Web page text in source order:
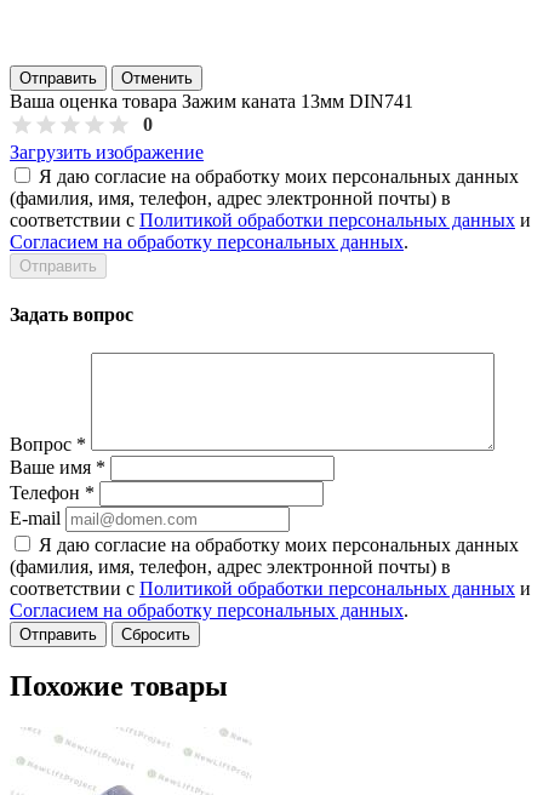
Отправить Отменить
Ваша оценка товара Зажим каната 13мм DIN741
0
Загрузить изображение
Я даю согласие на обработку моих персональных данных
(фамилия, имя, телефон, адрес электронной почты) в
соответствии с Политикой обработки персональных данных и
Согласием на обработку персональных данных.
Задать вопрос
Вопрос *
Ваше имя *
Телефон *
E-mail
Я даю согласие на обработку моих персональных данных
(фамилия, имя, телефон, адрес электронной почты) в
соответствии с Политикой обработки персональных данных и
Согласием на обработку персональных данных.
Сбросить
Похожие товары